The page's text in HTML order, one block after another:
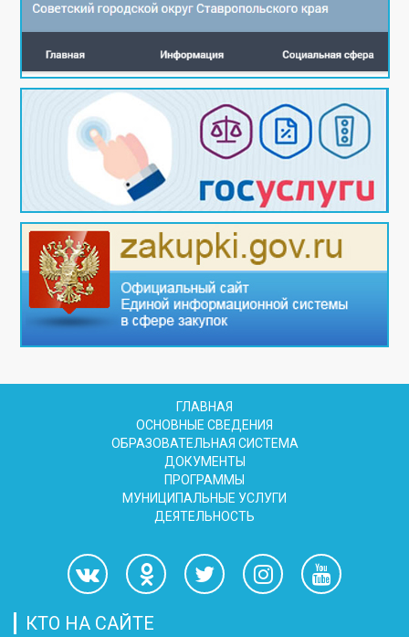
ГЛАВНАЯ
ОСНОВНЫЕ СВЕДЕНИЯ
ОБРАЗОВАТЕЛЬНАЯ СИСТЕМА
ДОКУМЕНТЫ
ПРОГРАММЫ
МУНИЦИПАЛЬНЫЕ УСЛУГИ
ДЕЯТЕЛЬНОСТЬ
КТО НА САЙТЕ